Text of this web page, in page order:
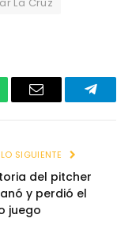
Email
SIGUIENTE
del pitcher
y perdió el
juego